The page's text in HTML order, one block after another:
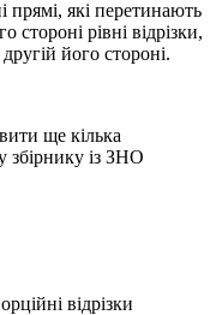
прямі, які перетинають
стороні рівні відрізки,
його стороні.
ще кілька
збірнику із ЗНО
відрізки